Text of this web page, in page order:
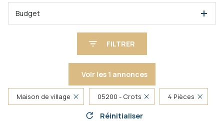
Budget
FILTRER
Voir les 1 annonces
Maison de village 05200 - Crots 4 Pièces
Réinitialiser